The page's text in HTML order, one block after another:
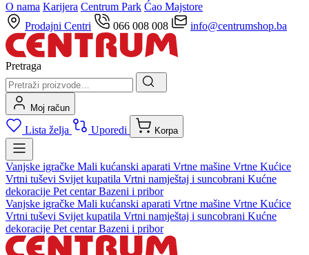
O nama Karijera Centrum Park Ćao Majstore
Prodajni Centri
066 008 008 info@centrumshop.ba
Pretraga
Moj račun
Lista želja Uporedi Korpa
Vanjske igračke Mali kućanski aparati Vrtne mašine Vrtne Kućice
Vrtni tuševi Svijet kupatila Vrtni namještaj i suncobrani Kućne
dekoracije Pet centarBazeni i pribor
Vanjske igračke Mali kućanski aparati Vrtne mašine Vrtne Kućice
Vrtni tuševi Svijet kupatila Vrtni namještaj i suncobrani Kućne
dekoracije Pet centarBazeni i pribor